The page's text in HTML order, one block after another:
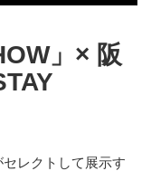
」× 阪
レクトして展示す